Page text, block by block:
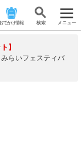
でかけ情報 検 索 メニュー
】
らいフェスティバ